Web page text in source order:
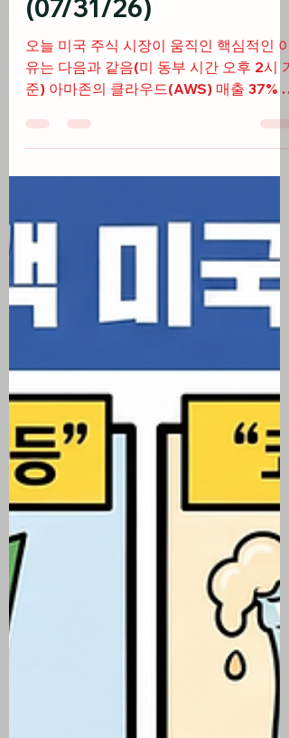
년 만에 최고치
(07/31/26)
오늘 미국 주식 시장이 움직인 핵심적인 이
준) 아마존의 클라우드(AWS) 매출 37% 급
기를 불어넣으며 수요일의 하락세를 딛고
도 불구하고 공급망 제약과 가이던스 실망
에 9% 넘게 급락하며 하루 만에 3720억 달
러 시가총액 증발 중동 전쟁 재발로 국제 유
가가 7월 한 달간 21% 넘게 폭등함에 따라
쉐브론 등 에너지 섹터가 7월 한 달간
10.8% 상승하며 최고 성과 기록 케빈 워시
의 의구심으로 30년물 국채 금리가 5.27%
까지 치솟으며 2004년 이후 월간 최고치
고 7월 미시간대 소비자심리지수가 55.2로
반등하는 등 경제 지표의 혼조세 속 섹터별
차별화 전개 미국 주식 시황 ▶ 아마존 실적
호조로 기술주 저가 매수세 유입 미국